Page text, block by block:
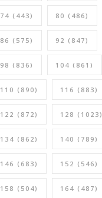
74 (443) 80 (486)
86 (575) 92 (847)
98 (836) 104 (861)
110 (890) 116 (883)
122 (872) 128 (1023)
134 (862) 140 (789)
146 (683) 152 (546)
158 (504) 164 (487)